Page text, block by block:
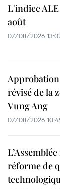
L'indice ALE
août
07/08/2026
révisé de la
Vung Ang
07/08/2026
réforme de